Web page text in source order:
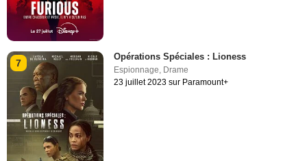
7
Opérations Spéciales : Lioness
Espionnage, Drame
23 juillet 2023 sur Paramount+